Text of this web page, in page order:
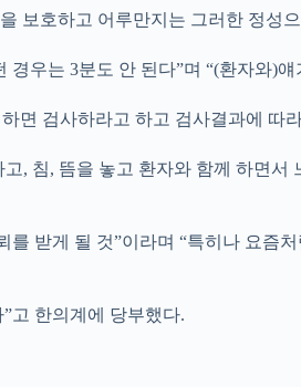
보호하고 어루만지는 그러한 정성
우는 3분도 안 된다”며 “(환자와)
면 검사하라고 하고 검사결과에 따
, 침, 뜸을 놓고 환자와 함께 하면
받게 될 것”이라며 “특히나 요즘
고 한의계에 당부했다.